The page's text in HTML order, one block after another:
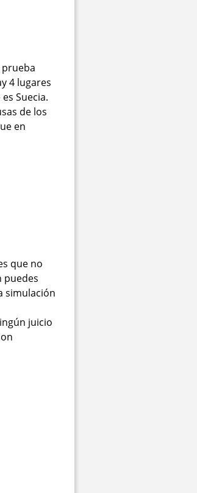
prueba
4 lugares
Suecia.
de los
en
que no
puedes
simulación
juicio